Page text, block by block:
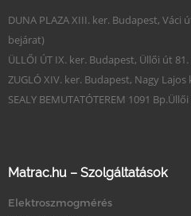
DUNA PLAZA XIII. ker. Budapest, Váci
bejárat)
ÜLLŐI ÚT IX. ker. Budapest, Üllői út
ZUGLÓ XIV. ker. Budapest, Nagy Lajos
SEALY BEMUTATÓTEREM 1091
Matrac.hu – Szolgáltatások
Elektroszmogmérés